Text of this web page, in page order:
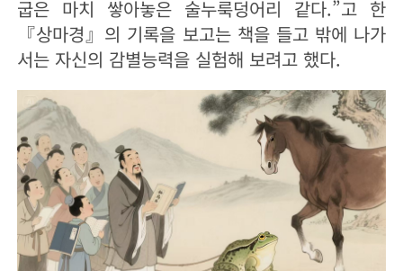
굽은 마치 쌓아놓은 술누룩덩어리 같다.”고 한
『상마경』의 기록을 보고는 책을 들고 밖에 나가
서는 자신의 감별능력을 실험해 보려고 했다.